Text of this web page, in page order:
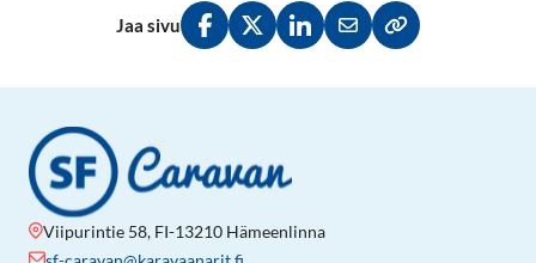
Jaa sivu
Jaa Facebookissa
Jaa Twitterissä
Jaa LinkedInissä
Jaa sähköpostitse
Kopioi linkki
Viipurintie 58, FI-13210 Hämeenlinna